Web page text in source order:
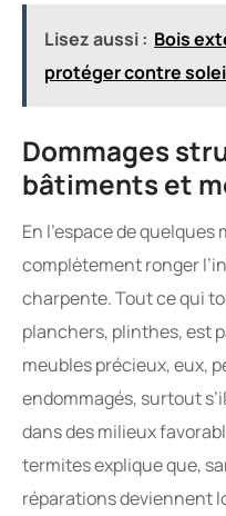
Lisez aussi : Bois
protéger contre
Dommages
bâtiments et
En l’espace de
complètement ronger
charpente. Tout ce qui
planchers, plinthes, est
meubles précieux, eux,
endommagés, surtout
dans des milieux
termites explique que,
réparations deviennent